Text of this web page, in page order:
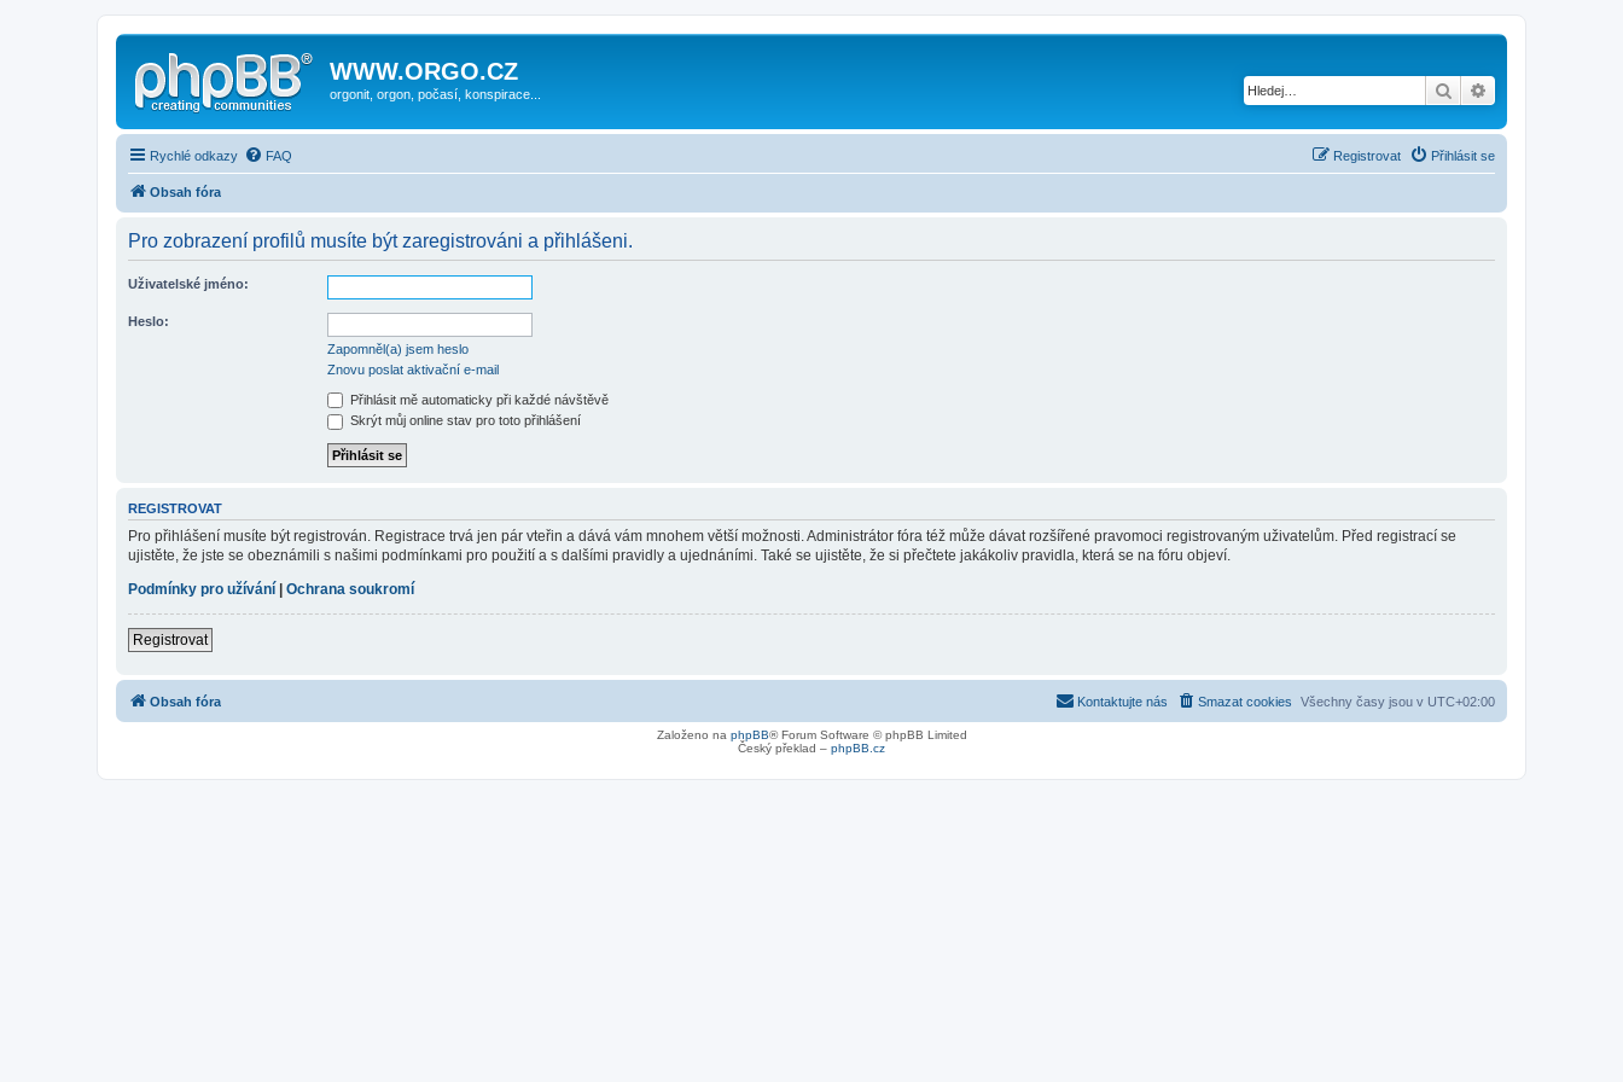
WWW.ORGO.CZ
orgonit, orgon, počasí, konspirace... Hledat
Rychlé odkazy FAQ Přihlásit se
Registrovat
Obsah fóra
Pro zobrazení profilů musíte být zaregistrováni a přihlášeni.
Uživatelské jméno:
Heslo:
Zapomněl(a) jsem heslo
Znovu poslat aktivační e-mail
Přihlásit mě automaticky při každé návštěvě
Skrýt můj online stav pro toto přihlášení
REGISTROVAT
Pro přihlášení musíte být registrován. Registrace trvá jen pár vteřin a dává vám mnohem větší možnosti. Administrátor fóra též může dávat rozšířené pravomoci registrovaným uživatelům. Před registrací se
ujistěte, že jste se obeznámili s našimi podmínkami pro použití a s dalšími pravidly a ujednáními. Také se ujistěte, že si přečtete jakákoliv pravidla, která se na fóru objeví.
Podmínky pro užívání
Ochrana soukromí
Registrovat
Obsah fóra Všechny časy jsou v UTC+02:00
Smazat cookies
Kontaktujte nás
Založeno na phpBB® Forum Software © phpBB Limited
Český překlad – phpBB.cz